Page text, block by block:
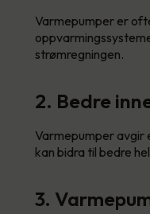
Varmepumper er
strømregningen.
2. Bedre
Varmepumper avgir
kan bidra til bedre
3.